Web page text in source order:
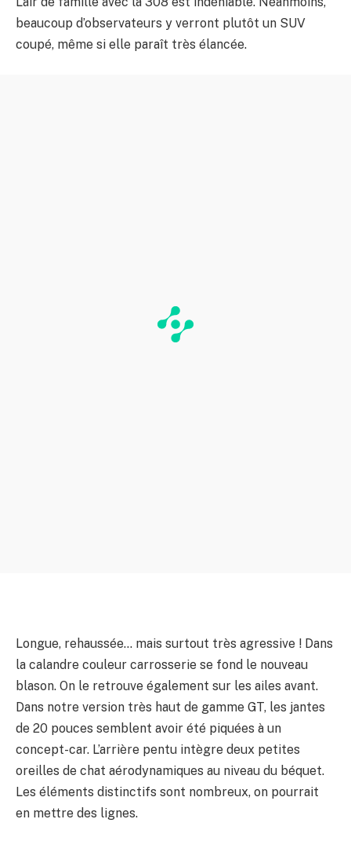
beaucoup d’observateurs y verront plutôt un SUV
coupé, même si elle paraît très élancée.
Longue, rehaussée… mais surtout très agressive ! Dans
la calandre couleur carrosserie se fond le nouveau
blason. On le retrouve également sur les ailes avant.
Dans notre version très haut de gamme GT, les jantes
de 20 pouces semblent avoir été piquées à un
concept-car. L’arrière pentu intègre deux petites
oreilles de chat aérodynamiques au niveau du béquet.
Les éléments distinctifs sont nombreux, on pourrait
en mettre des lignes.